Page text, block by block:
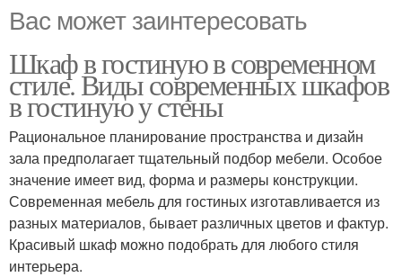
Вас может заинтересовать
Шкаф в гостиную в современном
стиле. Виды современных шкафов
в гостиную у стены
Рациональное планирование пространства и дизайн
зала предполагает тщательный подбор мебели. Особое
значение имеет вид, форма и размеры конструкции.
Современная мебель для гостиных изготавливается из
разных материалов, бывает различных цветов и фактур.
Красивый шкаф можно подобрать для любого стиля
интерьера.